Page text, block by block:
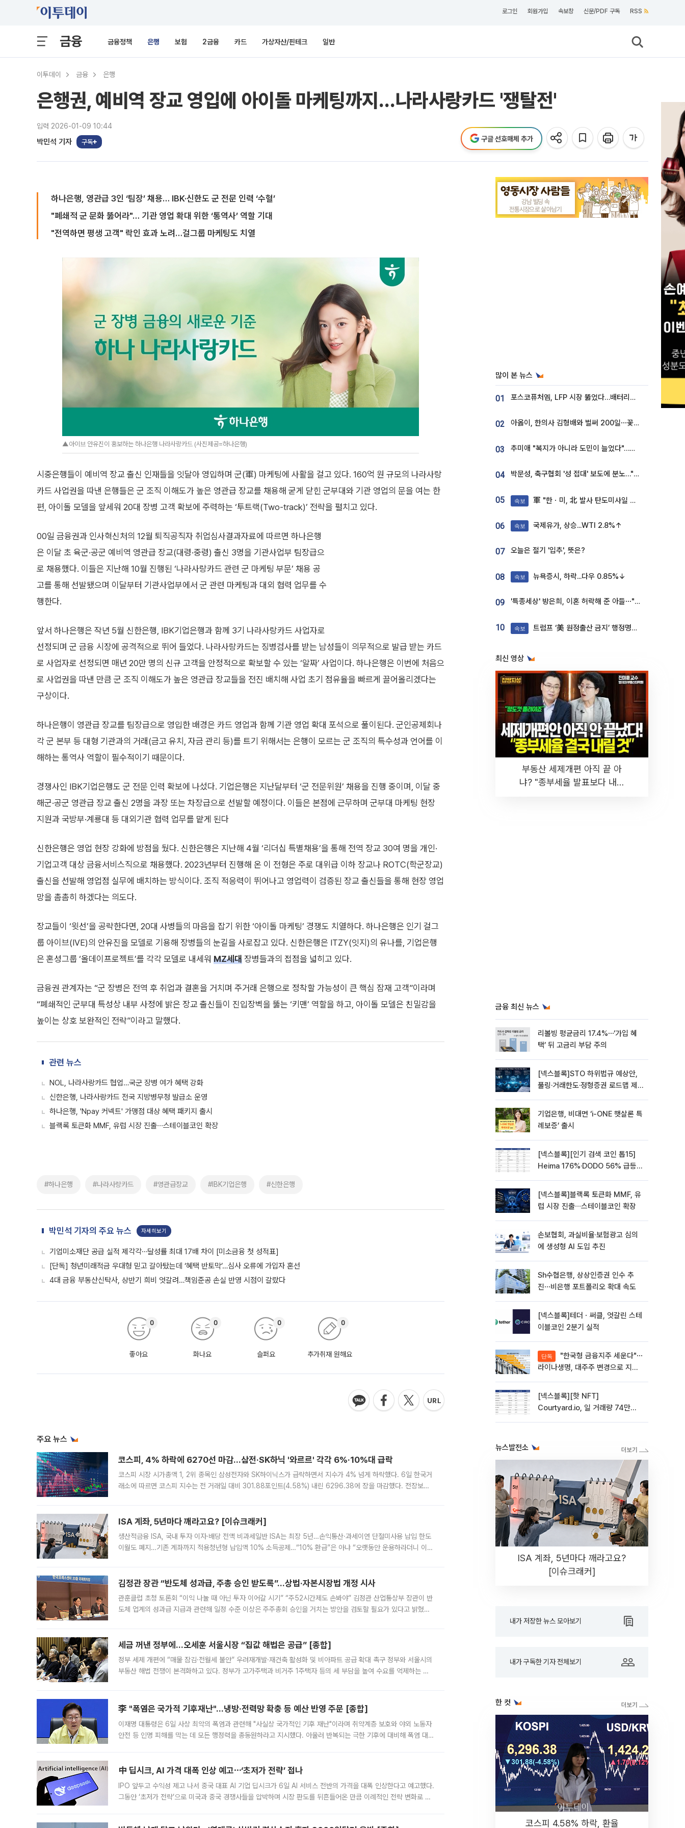
로그인 회원가입 속보창 신문/PDF 구독 RSS
금융 금융정책 은행 보험 2금융 카드 가상자산/핀테크 일반
이투데이 금융 은행
은행권, 예비역 장교 영입에 아이돌 마케팅까지…나라사랑카드 '쟁탈전'
입력 2026-01-09 10:44
박민석 기자 구독 구글 선호매체 추가
하나은행, 영관급 3인 ‘팀장’ 채용… IBK·신한도 군 전문 인력 ‘수혈’
"폐쇄적 군 문화 뚫어라"… 기관 영업 확대 위한 ‘통역사’ 역할 기대
"전역하면 평생 고객" 락인 효과 노려…걸그룹 마케팅도 치열
▲아이브 안유진이 홍보하는 하나은행 나라사랑카드 (사진제공=하나은행)
시중은행들이 예비역 장교 출신 인재들을 잇달아 영입하며 군(軍) 마케팅에 사활을 걸고 있다. 160억 원 규모의 나라사랑
카드 사업권을 따낸 은행들은 군 조직 이해도가 높은 영관급 장교를 채용해 굳게 닫힌 군부대와 기관 영업의 문을 여는 한
편, 아이돌 모델을 앞세워 20대 장병 고객 확보에 주력하는 ‘투트랙(Two-track)’ 전략을 펼치고 있다.
00일 금융권과 인사혁신처의 12월 퇴직공직자 취업심사결과자료에 따르면 하나은행
은 이달 초 육군·공군 예비역 영관급 장교(대령·중령) 출신 3명을 기관사업부 팀장급으
로 채용했다. 이들은 지난해 10월 진행된 ‘나라사랑카드 관련 군 마케팅 부문’ 채용 공
고를 통해 선발됐으며 이달부터 기관사업부에서 군 관련 마케팅과 대외 협력 업무를 수
행한다.
앞서 하나은행은 작년 5월 신한은행, IBK기업은행과 함께 3기 나라사랑카드 사업자로
선정되며 군 금융 시장에 공격적으로 뛰어 들었다. 나라사랑카드는 징병검사를 받는 남성들이 의무적으로 발급 받는 카드
로 사업자로 선정되면 매년 20만 명의 신규 고객을 안정적으로 확보할 수 있는 ‘알짜’ 사업이다. 하나은행은 이번에 처음으
로 사업권을 따낸 만큼 군 조직 이해도가 높은 영관급 장교들을 전진 배치해 사업 초기 점유율을 빠르게 끌어올리겠다는
구상이다.
하나은행이 영관급 장교를 팀장급으로 영입한 배경은 카드 영업과 함께 기관 영업 확대 포석으로 풀이된다. 군인공제회나
각 군 본부 등 대형 기관과의 거래(금고 유치, 자금 관리 등)를 트기 위해서는 은행이 모르는 군 조직의 특수성과 언어를 이
해하는 통역사 역할이 필수적이기 때문이다.
경쟁사인 IBK기업은행도 군 전문 인력 확보에 나섰다. 기업은행은 지난달부터 ‘군 전문위원’ 채용을 진행 중이며, 이달 중
해군·공군 영관급 장교 출신 2명을 과장 또는 차장급으로 선발할 예정이다. 이들은 본점에 근무하며 군부대 마케팅 현장
지원과 국방부·계룡대 등 대외기관 협력 업무를 맡게 된다
신한은행은 영업 현장 강화에 방점을 뒀다. 신한은행은 지난해 4월 ‘리더십 특별채용’을 통해 전역 장교 30여 명을 개인·
기업고객 대상 금융서비스직으로 채용했다. 2023년부터 진행해 온 이 전형은 주로 대위급 이하 장교나 ROTC(학군장교)
출신을 선발해 영업점 실무에 배치하는 방식이다. 조직 적응력이 뛰어나고 영업력이 검증된 장교 출신들을 통해 현장 영업
망을 촘촘히 하겠다는 의도다.
장교들이 ‘윗선’을 공략한다면, 20대 사병들의 마음을 잡기 위한 ‘아이돌 마케팅’ 경쟁도 치열하다. 하나은행은 인기 걸그
룹 아이브(IVE)의 안유진을 모델로 기용해 장병들의 눈길을 사로잡고 있다. 신한은행은 ITZY(잇지)의 유나를, 기업은행
은 혼성그룹 ‘올데이프로젝트’를 각각 모델로 내세워 MZ세대 장병들과의 접점을 넓히고 있다.
금융권 관계자는 “군 장병은 전역 후 취업과 결혼을 거치며 주거래 은행으로 정착할 가능성이 큰 핵심 잠재 고객”이라며
“폐쇄적인 군부대 특성상 내부 사정에 밝은 장교 출신들이 진입장벽을 뚫는 ‘키맨’ 역할을 하고, 아이돌 모델은 친밀감을
높이는 상호 보완적인 전략”이라고 말했다.
관련 뉴스
NOL, 나라사랑카드 협업…국군 장병 여가 혜택 강화
신한은행, 나라사랑카드 전국 지방병무청 발급소 운영
하나은행, 'Npay 커넥트' 가맹점 대상 혜택 패키지 출시
블랙록 토큰화 MMF, 유럽 시장 진출∙∙∙스테이블코인 확장
#하나은행 #나라사랑카드 #영관급장교 #IBK기업은행 #신한은행
박민석 기자의 주요 뉴스 자세히보기
기업미소재단 공급 실적 제각각⋯달성률 최대 17배 차이 [미소금융 첫 성적표]
[단독] 청년미래적금 우대형 믿고 갈아탔는데 ‘혜택 반토막’…심사 오류에 가입자 혼선
4대 금융 부동산신탁사, 상반기 희비 엇갈려…책임준공 손실 반영 시점이 갈랐다
좋아요
0
화나요
0
슬퍼요
0
추가취재 원해요
0
주요 뉴스
코스피, 4% 하락에 6270선 마감…삼전·SK하닉 '와르르' 각각 6%·10%대 급락
코스피 시장 시가총액 1, 2위 종목인 삼성전자와 SK하이닉스가 급락하면서 지수가 4% 넘게 하락했다. 6일 한국거
래소에 따르면 코스피 지수는 전 거래일 대비 301.88포인트(4.58%) 내린 6296.38에 장을 마감했다. 전장보다
ISA 계좌, 5년마다 깨라고요? [이슈크래커]
생산적금융 ISA, 국내 투자 이자·배당 전액 비과세일반 ISA는 최장 5년…손익통산·과세이연 단절미사용 납입 한도
이월도 폐지…기존 계좌까지 적용청년형 납입액 10% 소득공제…“10% 환급”은 아냐 “오랫동안 운용하라더니 이제
김정관 장관 “반도체 성과급, 주총 승인 받도록”…상법·자본시장법 개정 시사
관훈클럽 초청 토론회 “이익 나눌 때 아닌 투자 이어갈 시기” “주52시간제도 손봐야” 김정관 산업통상부 장관이 반
도체 업계의 성과급 지급과 관련해 일정 수준 이상은 주주총회 승인을 거치는 방안을 검토할 필요가 있다고 밝혔다.
세금 꺼낸 정부에…오세훈 서울시장 “집값 해법은 공급” [종합]
정부 세제 개편에 “매물 잠김·전월세 불안” 우려재개발·재건축 활성화 및 비아파트 공급 확대 촉구 정부와 서울시의
부동산 해법 전쟁이 본격화하고 있다. 정부가 고가주택과 비거주 1주택자 등의 세 부담을 높여 수요를 억제하는 카
李 "폭염은 국가적 기후재난"…냉방·전력망 확충 등 예산 반영 주문 [종합]
이재명 대통령은 6일 사상 최악의 폭염과 관련해 "사실상 국가적인 기후 재난"이라며 취약계층 보호와 야외 노동자
안전 등 인명 피해를 막는 데 모든 행정력을 총동원하라고 지시했다. 아울러 반복되는 극한 기후에 대비해 폭염 대응
中 딥시크, AI 가격 대폭 인상 예고⋯‘초저가 전략’ 접나
IPO 앞두고 수익성 제고 나서 중국 대표 AI 기업 딥시크가 6일 AI 서비스 전반의 가격을 대폭 인상한다고 예고했다.
그동안 ‘초저가 전략’으로 미국과 중국 경쟁사들을 압박하며 시장 판도를 뒤흔들어온 만큼 이례적인 전략 변화로 평
많이 본 뉴스
01 포스코퓨처엠, LFP 시장 뚫었다…배터리사와 대규모 장기 공급 합의
02 아옳이, 한의사 김형배와 벌써 200일⋯꽃다발 들고 "프러포즈 아냐"
03 추미애 "복지가 아니라 도민이 늘었다"…재정난 책임론 정면돌파
04 박문성, 축구협회 '성 접대' 보도에 분노…"다 말아먹으려고 작정했나"
05 속보 軍 "한ㆍ미, 北 발사 탄도미사일 제원 정밀분석 중"
06 속보 국제유가, 상승...WTI 2.8%↑
07 오늘은 절기 '입추', 뜻은?
08 속보 뉴욕증시, 하락...다우 0.85%↓
09 '특종세상' 방은희, 이혼 허락해 준 아들⋯"너무 잘 커줬다" 오열
10 속보 트럼프 ‘美 원정출산 금지’ 행정명령 서명
최신 영상
부동산 세제개편 아직 끝 아
냐? "종부세율 발표보다 내릴
금융 최신 뉴스
리볼빙 평균금리 17.4%⋯‘가입 혜
택’ 뒤 고금리 부담 주의
[넥스블록]STO 하위법규 예상안,
풀링·거래한도·정형증권 로드맵 제
기업은행, 비대면 ‘i-ONE 햇살론 특
례보증’ 출시
[넥스블록][인기 검색 코인 톱15]
Heima 176%·DODO 56% 급등…
[넥스블록]블랙록 토큰화 MMF, 유
럽 시장 진출∙∙∙스테이블코인 확장
손보협회, 과실비율·보험광고 심의
에 생성형 AI 도입 추진
Sh수협은행, 상상인증권 인수 추
진⋯비은행 포트폴리오 확대 속도
[넥스블록]테더ㆍ써클, 엇갈린 스테
이블코인 2분기 실적
단독
라이나생명, 대주주 변경으로 지주
[넥스블록][핫 NFT]
Courtyard.io, 일 거래량 74만
뉴스발전소
ISA 계좌, 5년마다 깨라고요?
[이슈크래커]
내가 저장한 뉴스 모아보기
내가 구독한 기자 전체보기
한 컷
코스피 4.58% 하락, 환율